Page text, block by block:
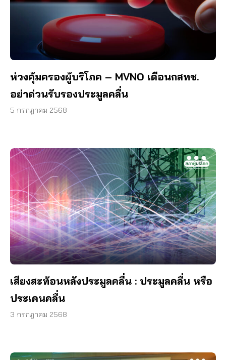
ห่วงคุ้มครองผู้บริโภค – MVNO เตือนกสทช.
อย่าด่วนรับรองประมูลคลื่น
5 กรกฎาคม 2568
เสียงสะท้อนหลังประมูลคลื่น : ประมูลคลื่น หรือ
ประเคนคลื่น
3 กรกฎาคม 2568